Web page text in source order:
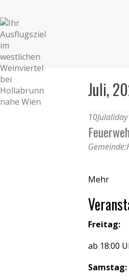
Juli,
10Julallday
Gemeinde:
Mehr
Freitag:
ab 18:00
Samstag: